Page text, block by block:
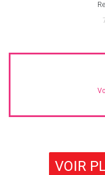
VOIR